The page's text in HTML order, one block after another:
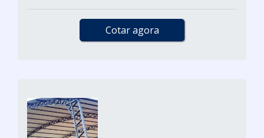
Cotar agora